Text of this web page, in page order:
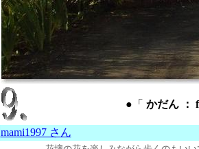
●「 かだん ：
mami1997 さん